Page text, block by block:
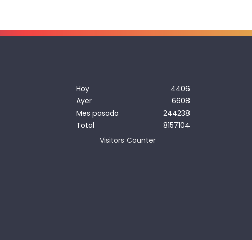
Hoy
Ayer
Mes pasado
Total
4406
6608
244238
8157104
Visitors Counter